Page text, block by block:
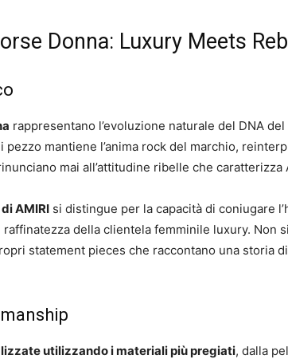
Donna: Luxury Meets
rappresentano l’evoluzione naturale del DNA
pezzo mantiene l’anima rock del marchio,
mai all’attitudine ribelle che caratterizza
AMIRI si distingue per la capacità di coniugare
della clientela femminile luxury. Non
statement pieces che raccontano una storia
utilizzando i materiali più pregiati, dalla